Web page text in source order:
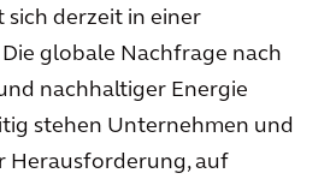
sich derzeit in einer
Die globale Nachfrage nach
nachhaltiger Energie
stehen Unternehmen und
Herausforderung, auf